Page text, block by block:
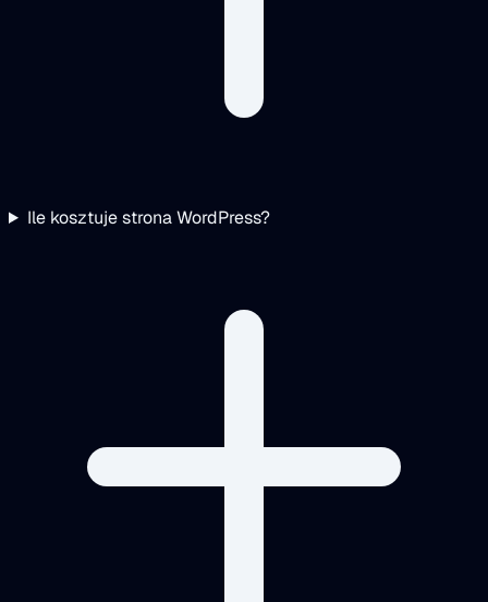
Ile kosztuje strona WordPress?